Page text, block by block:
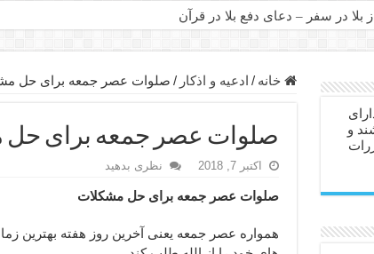
در سفر – دعای دفع بلا در قرآن
مقابل – عاشق کردن طرف مقابل از راه دور
در سفر – دعا برای رفع حوادث بد روزانه
آن – مجرب ترین ذکرها برای برآوردن حاجات
مجرب برای گشایش مالی و برکت در کار
و آخرت – حاجت روایی و رفع مشکلات
ثروت – خواص و برکات سوره تکاثر
خانه / ادعيه و اذكار / صلوات عصر جمعه برای حل
صلوات عصر جمعه برای
اکتبر 7, 2018 نظری بدهید
صلوات عصر جمعه برای حل مشکلات
همواره عصر جمعه یعنی آخرین روز هفته بهترین
و